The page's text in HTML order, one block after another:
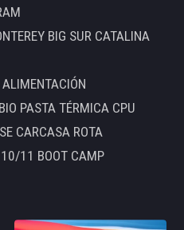
BIG SUR CATALINA
ALIMENTACIÓN
PASTA TÉRMICA CPU
CARCASA ROTA
10/11 BOOT CAMP